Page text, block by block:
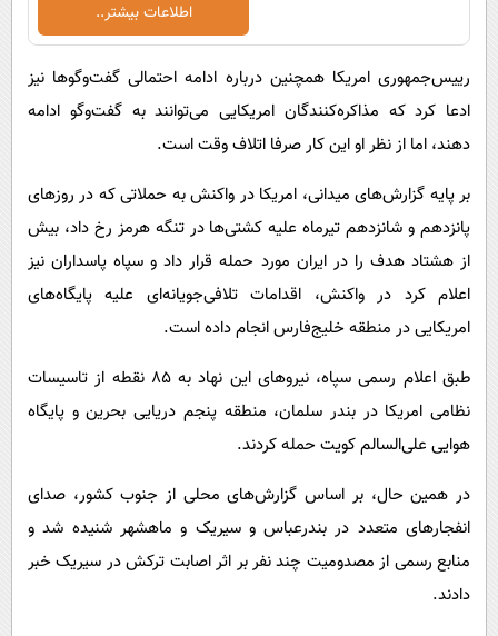
اطلاعات بیشتر..
رییس‌جمهوری امریکا همچنین درباره ادامه احتمالی گفت‌وگوها نیز
ادعا کرد که مذاکره‌کنندگان امریکایی می‌توانند به گفت‌وگو ادامه
دهند، اما از نظر او این کار صرفا اتلاف وقت است.
بر پایه گزارش‌های میدانی، امریکا در واکنش به حملاتی که در روزهای
پانزدهم و شانزدهم تیرماه علیه کشتی‌ها در تنگه هرمز رخ داد، بیش
از هشتاد هدف را در ایران مورد حمله قرار داد و سپاه پاسداران نیز
اعلام کرد در واکنش، اقدامات تلافی‌جویانه‌ای علیه پایگاه‌های
امریکایی در منطقه خلیج‌فارس انجام داده است.
طبق اعلام رسمی سپاه، نیروهای این نهاد به ۸۵ نقطه از تاسیسات
نظامی امریکا در بندر سلمان، منطقه پنجم دریایی بحرین و پایگاه
هوایی علی‌السالم کویت حمله کردند.
در همین حال، بر اساس گزارش‌های محلی از جنوب کشور، صدای
انفجارهای متعدد در بندرعباس و سیریک و ماهشهر شنیده شد و
منابع رسمی از مصدومیت چند نفر بر اثر اصابت ترکش در سیریک خبر
دادند.